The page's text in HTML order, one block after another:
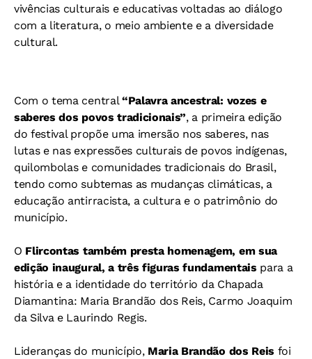
vivências culturais e educativas voltadas ao diálogo
com a literatura, o meio ambiente e a diversidade
cultural.
Com o tema central“Palavra ancestral: vozes e
saberes dos povos tradicionais”, a primeira edição
do festival propõe uma imersão nos saberes, nas
lutas e nas expressões culturais de povos indígenas,
quilombolas e comunidades tradicionais do Brasil,
tendo como subtemas as mudanças climáticas, a
educação antirracista, a cultura e o patrimônio do
município.
O Flircontas também presta homenagem, em sua
edição inaugural, a três figuras fundamentais para a
história e a identidade do território da Chapada
Diamantina: Maria Brandão dos Reis, Carmo Joaquim
da Silva e Laurindo Regis.
Lideranças do município, Maria Brandão dos Reis foi